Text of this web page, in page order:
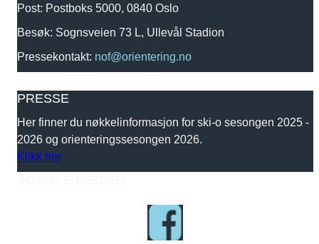
Post: Postboks 5000, 0840 Oslo
Besøk: Sognsveien 73 L, Ullevål Stadion
Pressekontakt: nof@orientering.no
PRESSE
Her finner du nøkkelinformasjon for ski-o sesongen 2025 -
2026 og orienteringssesongen 2026.
Klikk her